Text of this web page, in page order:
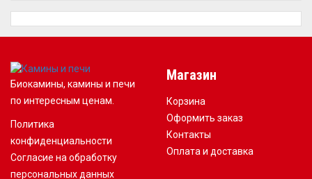
Биокамины, камины и печи
по интересным ценам.
Политика
конфиденциальности
Согласие на обработку
персональных данных
Магазин
Корзина
Оформить заказ
Контакты
Оплата и доставка